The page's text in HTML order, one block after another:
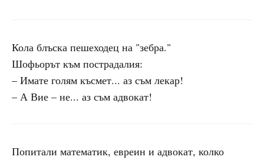
Кола блъска пешеходец на "зебра."
Шофьорът към пострадалия:
– Имате голям късмет... аз съм лекар!
– А Вие – не... аз съм адвокат!
Попитали математик, евреин и адвокат, колко